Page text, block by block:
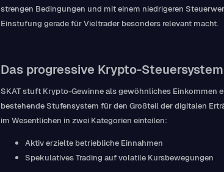
strengen Bedingungen und mit einem niedrigeren
Einstufung gerade für Vieltrader besonders relevant macht.
Das progressive Krypto-Steuersystem
SKAT stuft Krypto-Gewinne als gewöhnliches Einkommen
bestehende Stufensystem für den Großteil der digitalen
im Wesentlichen in zwei Kategorien einteilen:
Aktiv erzielte betriebliche Einnahmen
Spekulatives Trading auf volatile Kursbewegungen